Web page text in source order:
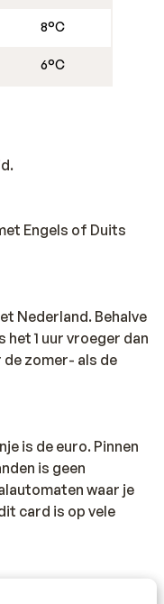
8°C
6°C
Engels of Duits
Nederland. Behalve
het 1 uur vroeger dan
zomer- als de
is de euro. Pinnen
is geen
waar je
card is op vele
volt. Het